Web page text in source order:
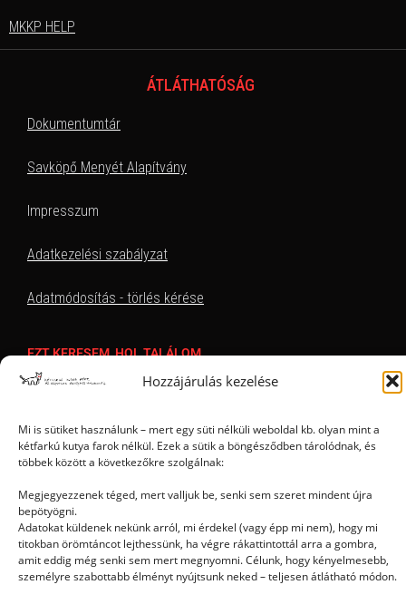
Hozzájárulás kezelése
Mi is sütiket használunk – mert egy süti nélküli weboldal kb. olyan mint a
kétfarkú kutya farok nélkül. Ezek a sütik a böngésződben tárolódnak, és
többek között a következőkre szolgálnak:
Megjegyezzenek téged, mert valljuk be, senki sem szeret mindent újra
bepötyögni.
Adatokat küldenek nekünk arról, mi érdekel (vagy épp mi nem), hogy mi
titokban örömtáncot lejthessünk, ha végre rákattintottál arra a gombra,
amit eddig még senki sem mert megnyomni. Célunk, hogy kényelmesebb,
személyre szabottabb élményt nyújtsunk neked – teljesen átlátható módon.
MKKP HELP
ÁTLÁTHATÓSÁG
Dokumentumtár
Savköpő Menyét Alapítvány
Impresszum
Adatkezelési szabályzat
Adatmódosítás - törlés kérése
EZT KERESEM, HOL TALÁLOM
Ⓒ 2006 - 2026 - Magyar Kétfarkú Kutya Párt - Minden jog fenntartva